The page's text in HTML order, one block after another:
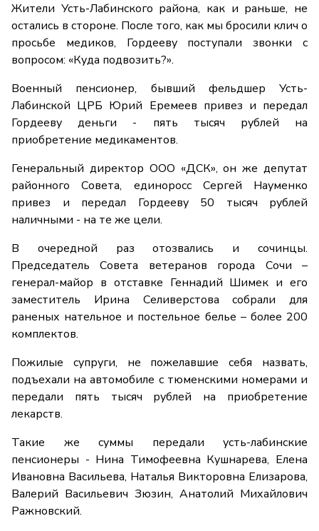
Жители Усть-Лабинского района, как и раньше, не
остались в стороне. После того, как мы бросили клич о
просьбе медиков, Гордееву поступали звонки с
вопросом: «Куда подвозить?».
Военный пенсионер, бывший фельдшер Усть-
Лабинской ЦРБ Юрий Еремеев привез и передал
Гордееву деньги - пять тысяч рублей на
приобретение медикаментов.
Генеральный директор ООО «ДСК», он же депутат
районного Совета, единоросс Сергей Науменко
привез и передал Гордееву 50 тысяч рублей
наличными - на те же цели.
В очередной раз отозвались и сочинцы.
Председатель Совета ветеранов города Сочи –
генерал-майор в отставке Геннадий Шимек и его
заместитель Ирина Селиверстова собрали для
раненых нательное и постельное белье – более 200
комплектов.
Пожилые супруги, не пожелавшие себя назвать,
подъехали на автомобиле с тюменскими номерами и
передали пять тысяч рублей на приобретение
лекарств.
Такие же суммы передали усть-лабинские
пенсионеры - Нина Тимофеевна Кушнарева, Елена
Ивановна Васильева, Наталья Викторовна Елизарова,
Валерий Васильевич Зюзин, Анатолий Михайлович
Ражновский.